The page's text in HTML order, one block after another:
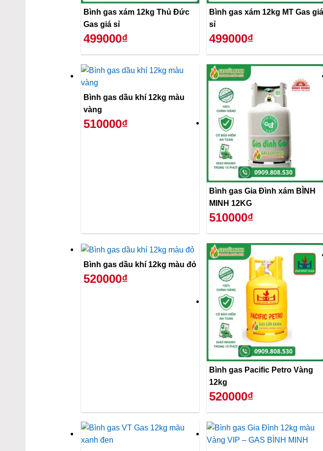
Bình gas xám 12kg Thủ Đức
Gas giá sỉ
499000₫
Bình gas xám 12kg MT Gas giá
sỉ
499000₫
Bình gas dầu khí 12kg màu
vàng
510000₫
Bình gas Gia Đình xám BÌNH
MINH 12KG
510000₫
Bình gas dầu khí 12kg màu đỏ
520000₫
Bình gas Pacific Petro Vàng
12kg
520000₫